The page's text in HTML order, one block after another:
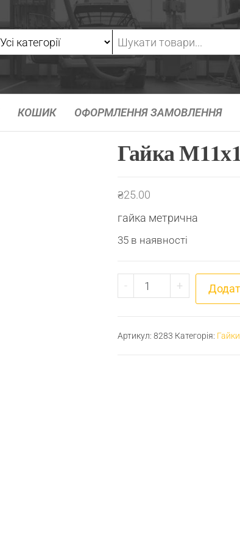
КОШИК ОФОРМЛЕННЯ ЗАМОВЛЕННЯ
Гайка
₴25.00
гайка метрична
35 в наявності
- Гайка М11х1,5
+
Артикул: 8283 Категорія: Гайки